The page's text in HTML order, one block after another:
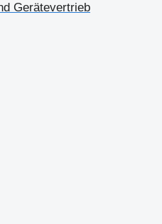
Gerätevertrieb